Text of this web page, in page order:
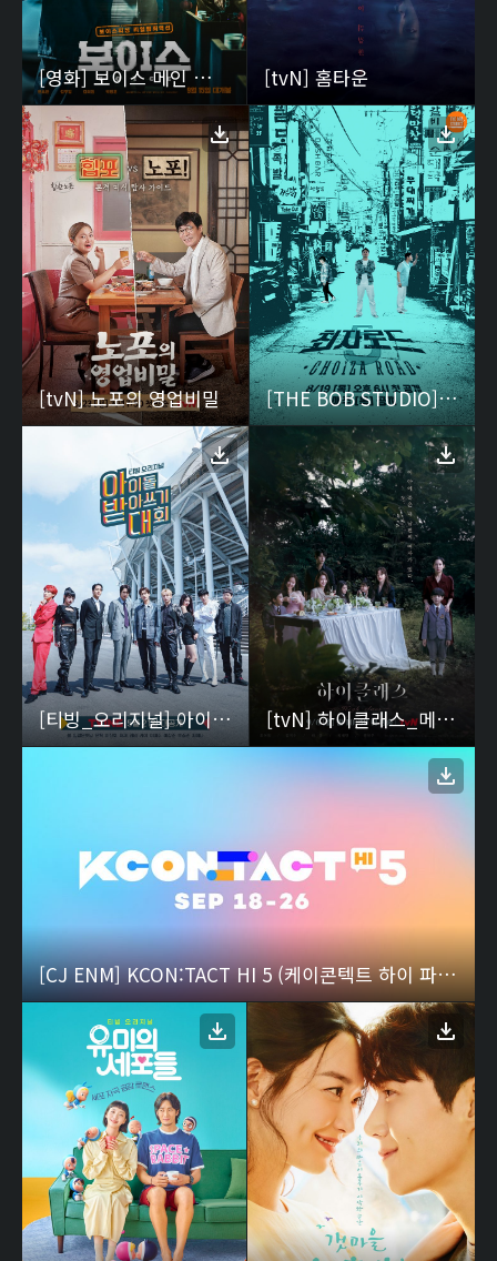
[영화] 보이스 메인 포스터 [tvN] 홈타운
[tvN] 노포의 영업비밀 [THE BOB STUDIO] 최자로드5 포스터
[티빙_오리지널] 아이돌 받아쓰기 대회 [tvN] 하이클래스_메인포스터
[CJ ENM] KCON:TACT HI 5 (케이콘텍트 하이 파이브)